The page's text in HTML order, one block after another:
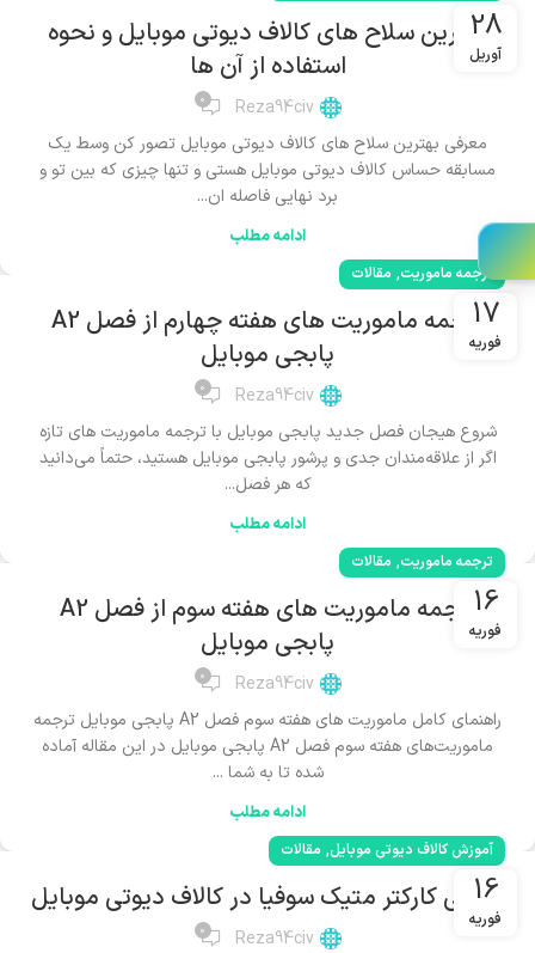
28
آوریل
بهترین سلاح های کالاف دیوتی موبایل و نحوه
استفاده از آن ها
Reza94civ
0
معرفی بهترین سلاح های کالاف دیوتی موبایل تصور کن وسط یک
مسابقه حساس کالاف دیوتی موبایل هستی و تنها چیزی که بین تو و
برد نهایی فاصله ان...
ادامه مطلب
17
فوریه
ترجمه ماموریت, مقالات
ترجمه ماموریت های هفته چهارم از فصل A2
پابجی موبایل
Reza94civ
0
شروع هیجان فصل جدید پابجی موبایل با ترجمه ماموریت های تازه
اگر از علاقه‌مندان جدی و پرشور پابجی موبایل هستید، حتماً می‌دانید
که هر فصل...
ادامه مطلب
16
فوریه
ترجمه ماموریت, مقالات
ترجمه ماموریت های هفته سوم از فصل A2
پابجی موبایل
Reza94civ
0
راهنمای کامل ماموریت های هفته سوم فصل A2 پابجی موبایل ترجمه
ماموریت‌های هفته سوم فصل A2 پابجی موبایل در این مقاله آماده
شده تا به شما ...
ادامه مطلب
16
فوریه
آموزش کالاف دیوتی موبایل, مقالات
معرفی کارکتر متیک سوفیا در کالاف دیوتی موبایل
Reza94civ
0